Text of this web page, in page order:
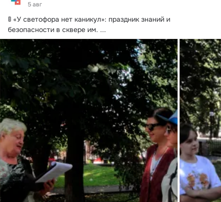
5 авг
🚦 «У светофора нет каникул»: праздник знаний и
безопасности в сквере им. ...